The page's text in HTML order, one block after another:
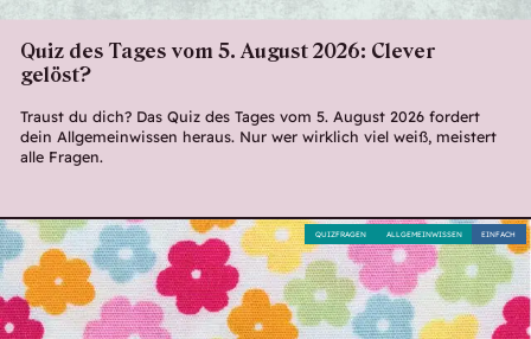
Quiz des Tages vom 5. August 2026: Clever
gelöst?
Traust du dich? Das Quiz des Tages vom 5. August 2026 fordert
dein Allgemeinwissen heraus. Nur wer wirklich viel weiß, meistert
alle Fragen.
EINFACH
ALLGEMEINWISSEN
QUIZFRAGEN